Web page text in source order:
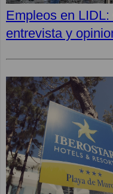
Empleos en
entrevista y